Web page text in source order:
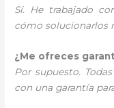
Sí. He trabajado
cómo solucionarlos
¿Me ofreces
Por supuesto.
con una garantía